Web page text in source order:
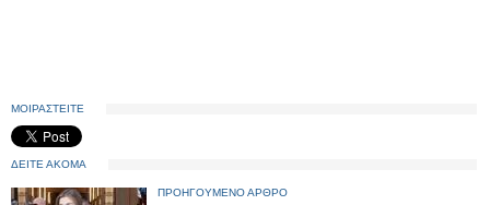
ΜΟΙΡΑΣΤΕΙΤΕ
ΔΕΙΤΕ ΑΚΟΜΑ
ΠΡΟΗΓΟΥΜΕΝΟ ΑΡΘΡΟ